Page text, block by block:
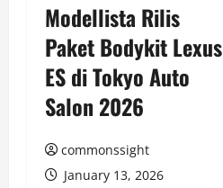
Modellista Rilis
Paket Bodykit Lexus
ES di Tokyo Auto
Salon 2026
commonssight
January 13, 2026